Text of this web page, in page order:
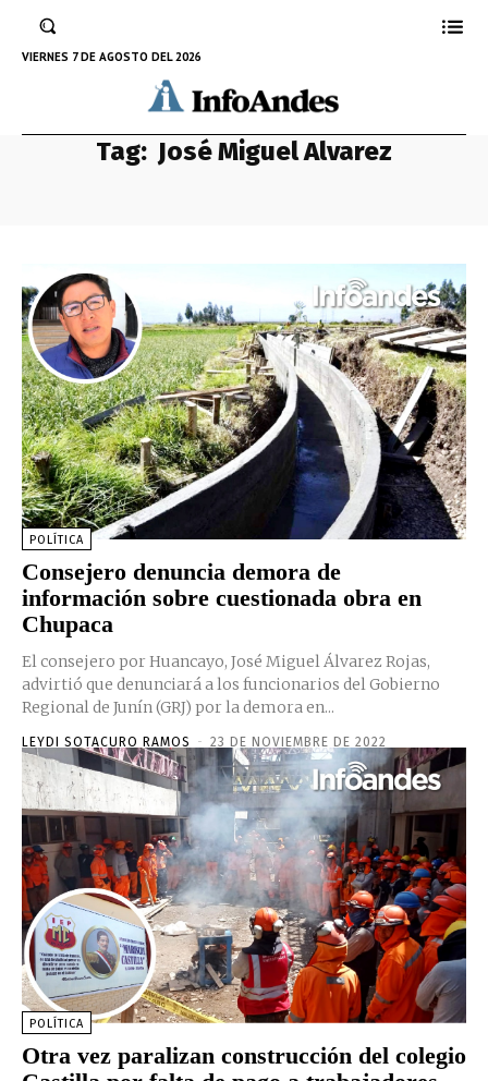
VIERNES 7 DE AGOSTO DEL 2026
Tag: José Miguel Alvarez
POLÍTICA
Consejero denuncia demora de
información sobre cuestionada obra en
Chupaca
El consejero por Huancayo, José Miguel Álvarez Rojas,
advirtió que denunciará a los funcionarios del Gobierno
Regional de Junín (GRJ) por la demora en...
LEYDI SOTACURO RAMOS - 23 DE NOVIEMBRE DE 2022
POLÍTICA
Otra vez paralizan construcción del colegio